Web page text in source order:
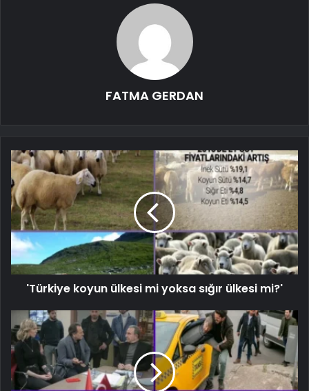
FATMA GERDAN
'Türkiye koyun ülkesi mi yoksa sığır ülkesi mi?'